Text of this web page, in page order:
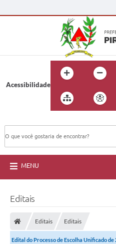
Acessibilidade
MENU
Editais
Editais Editais
Edital do Processo de Escolha Unificado